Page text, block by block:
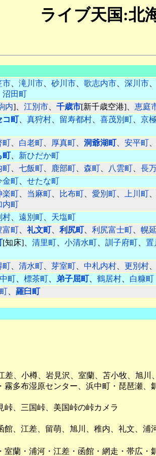
ライブ天国:北
市、 滝川市、 砂川市、 歌志内市、 深川市、
沼田町
内]、 江別市、 千歳市[新千歳空港]、 恵庭
コ町、 真狩村、 留寿都村、 喜茂別町、 京
町、 白老町、 厚真町、 洞爺湖町、 安平町、
町、 新ひだか町
町、 七飯町、 鹿部町、 森町、 八雲町、 長
金町、 せたな町
楽町、 当麻町、 比布町、 愛別町、 上川町、
内町
村、 遠別町、 天塩町
富町、 礼文町、 利尻町、 利尻富士町、 幌
[知床]、 清里町、 小清水町、 訓子府町、 置
町、 清水町、 芽室町、 中札内村、 更別村、
町、 標茶町、 弟子屈町、 鶴居村、 白糠町
、 羅臼町
、小樽、岩見沢、室蘭、苫小牧、旭
多布湿原センター、浜中町・琵琶瀬
、三国峠、美国峠の峠カメラ
、江差、留萌、旭川、稚内、礼文、
蘭・浦河・江差・函館・網走・帯広